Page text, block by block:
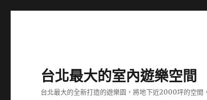
台北最大的室內遊樂空間
台北最大的全新打造的遊樂園，將地下近2000坪的空間